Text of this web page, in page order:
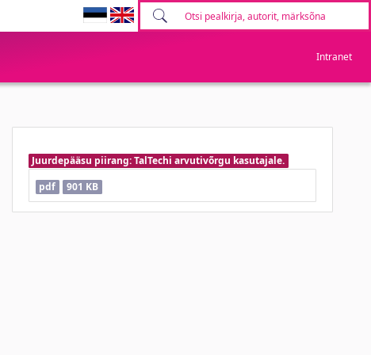
Intranet
Juurdepääsu piirang: TalTechi arvutivõrgu kasutajale.
pdf
901 KB